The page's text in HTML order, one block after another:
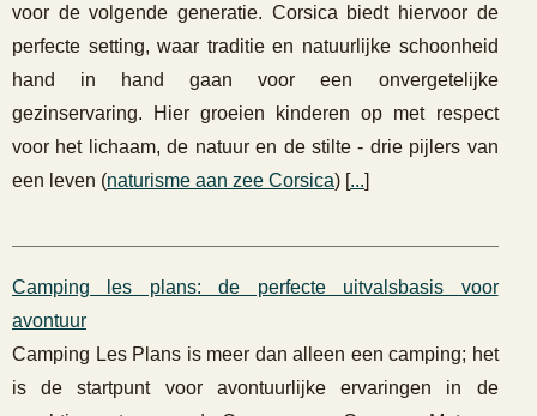
voor de volgende generatie. Corsica biedt hiervoor de
perfecte setting, waar traditie en natuurlijke schoonheid
hand in hand gaan voor een onvergetelijke
gezinservaring. Hier groeien kinderen op met respect
voor het lichaam, de natuur en de stilte - drie pijlers van
een leven (naturisme aan zee Corsica) [...]
Camping les plans: de perfecte uitvalsbasis voor
avontuur
Camping Les Plans is meer dan alleen een camping; het
is de startpunt voor avontuurlijke ervaringen in de